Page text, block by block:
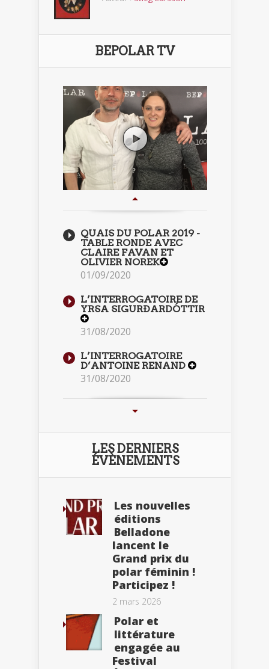
BEPOLAR TV
QUAIS DU POLAR 2019 -
TABLE RONDE AVEC
CLAIRE FAVAN ET
OLIVIER NOREK
01/09/2020
L’INTERROGATOIRE DE
YRSA SIGURÐARDÓTTIR
31/08/2020
L’INTERROGATOIRE
D’ANTOINE RENAND
31/08/2020
LES DERNIERS
ÉVÈNEMENTS
Les nouvelles
éditions
Belladone
lancent le
Grand prix du
polar féminin !
Participez !
2 mars 2026
Polar et
littérature
engagée au
Festival